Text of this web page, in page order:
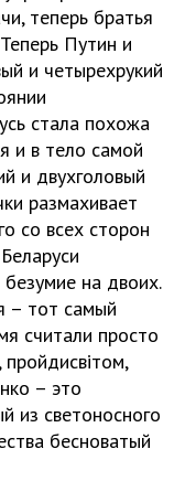
теперь братья
Путин и
и четырехрукий
стала похожа
и в тело самой
и двухголовый
размахивает
со всех сторон
на двоих.
– тот самый
считали просто
– это
из светоносного
бесноватый